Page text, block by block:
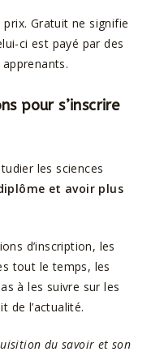
Gratuit ne signifie
ci est payé par des
pour s’inscrire
les sciences
et avoir plus
d’inscription, les
tout le temps, les
à les suivre sur les
de l’actualité.
du savoir et son